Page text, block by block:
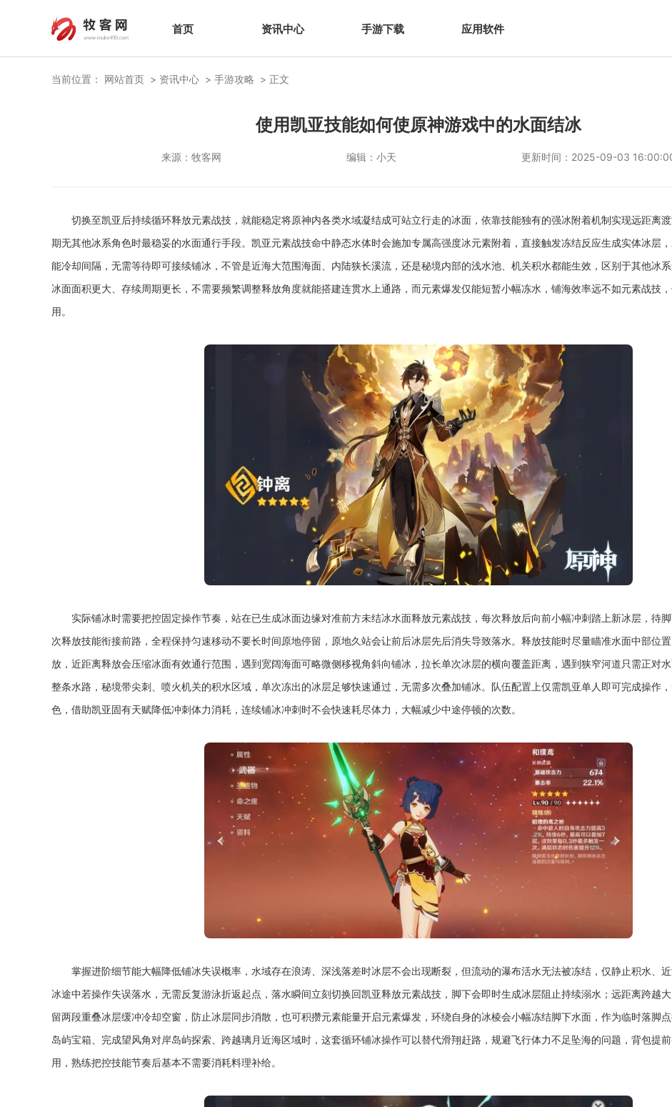
首页 资讯中心 手游下载 应用软件
当前位置： 网站首页 资讯中心 手游攻略 正文
使用凯亚技能如何使原神游戏中的水面结冰
来源：牧客网 编辑： 小天 更新时间： 2025-09-03
切换至凯亚后持续循环释放元素战技，就能稳定将原神内各类水域凝结成可站立行走的冰面，依靠技能独有的强冰附着机制实现远距离
期无其他冰系角色时最稳妥的水面通行手段。凯亚元素战技命中静态水体时会施加专属高强度冰元素附着，直接触发冻结反应生成实体冰层
能冷却间隔，无需等待即可接续铺冰，不管是近海大范围海面、内陆狭长溪流，还是秘境内部的浅水池、机关积水都能生效，区别于其他冰
冰面面积更大、存续周期更长，不需要频繁调整释放角度就能搭建连贯水上通路，而元素爆发仅能短暂小幅冻水，铺海效率远不如元素战技
用。
实际铺冰时需要把控固定操作节奏，站在已生成冰面边缘对准前方未结冰水面释放元素战技，每次释放后向前小幅冲刺踏上新冰层，待
次释放技能衔接前路，全程保持匀速移动不要长时间原地停留，原地久站会让前后冰层先后消失导致落水。释放技能时尽量瞄准水面中部位
放，近距离释放会压缩冰面有效通行范围，遇到宽阔海面可略微侧移视角斜向铺冰，拉长单次冰层的横向覆盖距离，遇到狭窄河道只需正对
整条水路，秘境带尖刺、喷火机关的积水区域，单次冻出的冰层足够快速通过，无需多次叠加铺冰。队伍配置上仅需凯亚单人即可完成操作
色，借助凯亚固有天赋降低冲刺体力消耗，连续铺冰冲刺时不会快速耗尽体力，大幅减少中途停顿的次数。
掌握进阶细节能大幅降低铺冰失误概率，水域存在浪涛、深浅落差时冰层不会出现断裂，但流动的瀑布活水无法被冻结，仅静止积水、
冰途中若操作失误落水，无需反复游泳折返起点，落水瞬间立刻切换回凯亚释放元素战技，脚下会即时生成冰层阻止持续溺水；远距离跨越
留两段重叠冰层缓冲冷却空窗，防止冰层同步消散，也可积攒元素能量开启元素爆发，环绕自身的冰棱会小幅冻结脚下水面，作为临时落脚
岛屿宝箱、完成望风角对岸岛屿探索、跨越璃月近海区域时，这套循环铺冰操作可以替代滑翔赶路，规避飞行体力不足坠海的问题，背包提
用，熟练把控技能节奏后基本不需要消耗料理补给。